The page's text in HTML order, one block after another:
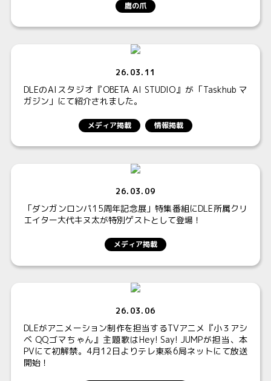
鷹の爪
26.03.11
DLEのAIスタジオ『OBETA AI STUDIO』が「Taskhub マ
ガジン」にて紹介されました。
メディア掲載 情報掲載
26.03.09
「ダンガンロンパ15周年記念展」特集番組にDLE所属クリ
エイター大代キヌ太が特別ゲストとして登場！
メディア掲載
26.03.06
DLEがアニメーション制作を担当するTVアニメ『小３アシ
ベ QQゴマちゃん』主題歌はHey! Say! JUMPが担当、本
PVにて初解禁。4月12日よりテレ東系6局ネットにて放送
開始！